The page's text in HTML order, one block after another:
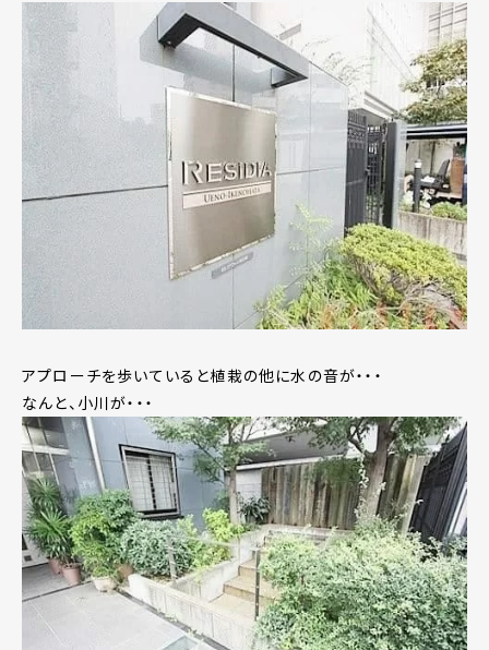
アプローチを歩いていると植栽の他に水の音が・・・
なんと、小川が・・・